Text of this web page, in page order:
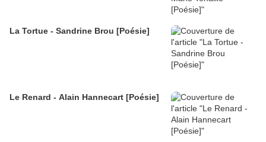
La Tortue - Sandrine Brou [Poésie]
Le Renard - Alain Hannecart [Poésie]